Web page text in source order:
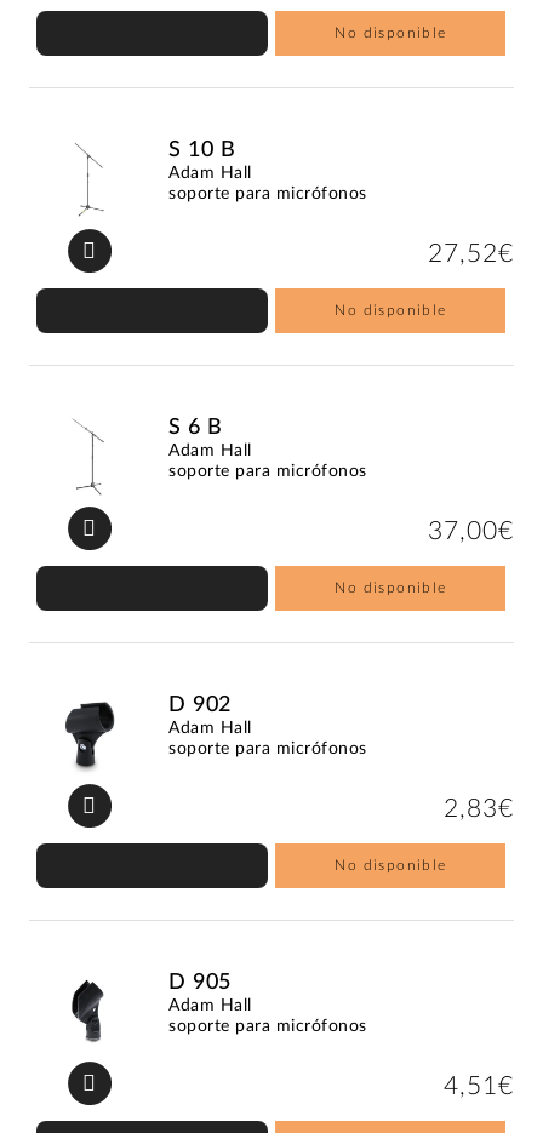
No disponible
S 10 B
Adam Hall
soporte para micrófonos
27,52€
No disponible
S 6 B
Adam Hall
soporte para micrófonos
37,00€
No disponible
D 902
Adam Hall
soporte para micrófonos
2,83€
No disponible
D 905
Adam Hall
soporte para micrófonos
4,51€